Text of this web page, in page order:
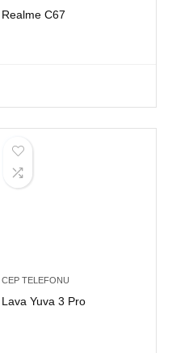
Realme C67
CEP TELEFONU
Lava Yuva 3 Pro